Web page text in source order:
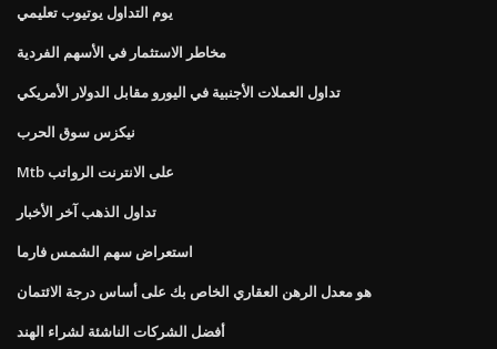
يوم التداول يوتيوب تعليمي
مخاطر الاستثمار في الأسهم الفردية
تداول العملات الأجنبية في اليورو مقابل الدولار الأمريكي
نيكزس سوق الحرب
Mtb على الانترنت الرواتب
تداول الذهب آخر الأخبار
استعراض سهم الشمس فارما
هو معدل الرهن العقاري الخاص بك على أساس درجة الائتمان
أفضل الشركات الناشئة لشراء الهند